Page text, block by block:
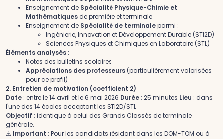
Enseignement de Spécialité Physique-Chimie et
Mathématiquesde première et terminale
Enseignement de Spécialité de terminaleparmi :
Ingénierie, Innovation et Développement Durable (STI2D)
Sciences Physiques et Chimiques en Laboratoire (STL)
Éléments analysés :
Notes des bulletins scolaires
Appréciations des professeurs (particulièrement valorisées
pour ce profil)
2. Entretien de motivation (coefficient 2)
Date : entre le 14 avril et le 6 mai 2026 Durée : 25 minutes Lieu : dans
l'une des 14 écoles acceptant les STI2D/STL
Objectif : identique à celui des Grands Classés de terminale
générale.
⚠️ Important : Pour les candidats résidant dans les DOM-TOM ou à